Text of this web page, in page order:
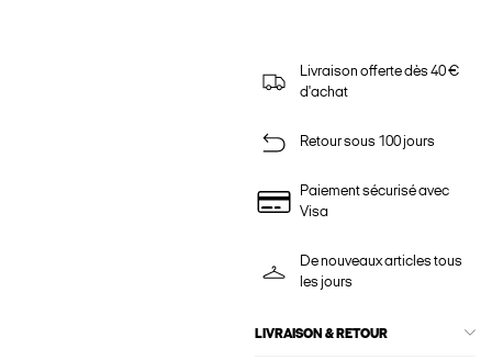
Livraison offerte dès 40 €
d'achat
Retour sous 100 jours
Paiement sécurisé avec
Visa
De nouveaux articles tous
les jours
LIVRAISON & RETOUR